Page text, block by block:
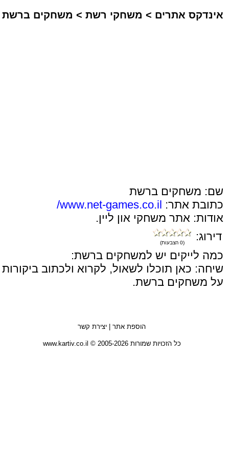
אינדקס אתרים > משחקי רשת > משחקים ברשת
שם: משחקים ברשת
כתובת אתר: www.net-games.co.il/
אודות: אתר משחקי און ליין.
דירוג:
(0 הצבעות)
כמה לייקים יש למשחקים ברשת:
שיחה: כאן תוכלו לשאול, לקרוא ולכתוב ביקורות
על משחקים ברשת.
הוספת אתר | יצירת קשר
כל הזכויות שמורות 2005-2026 © www.kartiv.co.il